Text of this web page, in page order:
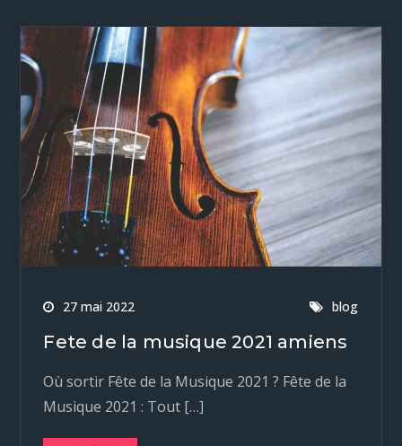
27 mai 2022 blog
Fete de la musique 2021 amiens
Où sortir Fête de la Musique 2021 ? Fête de la
Musique 2021 : Tout […]